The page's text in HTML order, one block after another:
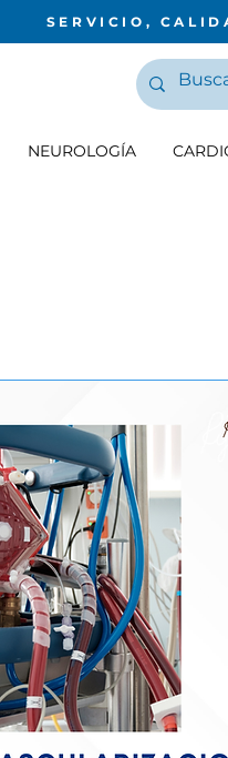
SERVICIO,
NEUROLOGÍA